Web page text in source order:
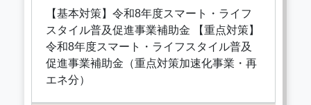
【基本対策】令和8年度スマート・ライフ
スタイル普及促進事業補助金 【重点対策】
令和8年度スマート・ライフスタイル普及
促進事業補助金（重点対策加速化事業・再
エネ分）